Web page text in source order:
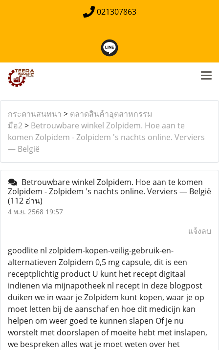
021307863
กระดานสนทนา > ตลาดสินค้าอุตสาหกรรม
มือ2> Betrouwbare winkel Zolpidem. Hoe aan te
komen Zolpidem - Zolpidem 's nachts online. Verviers
— België
Betrouwbare winkel Zolpidem. Hoe aan te komen
Zolpidem - Zolpidem 's nachts online. Verviers — België
(112 อ่าน)
4 พ.ย. 2568 19:57
แจ้งลบ
goodlite nl zolpidem-kopen-veilig-gebruik-en-
alternatieven Zolpidem 0,5 mg capsule, dit is een
receptplichtig product U kunt het recept digitaal
indienen via mijnapotheek nl recept In deze blogpost
duiken we in waar je Zolpidem kunt kopen, waar je op
moet letten bij de aanschaf en hoe dit medicijn kan
helpen om weer goed te kunnen slapen Of je nu
worstelt met doorslapen of moeite hebt met inslapen,
we bespreken alles wat je moet weten over het